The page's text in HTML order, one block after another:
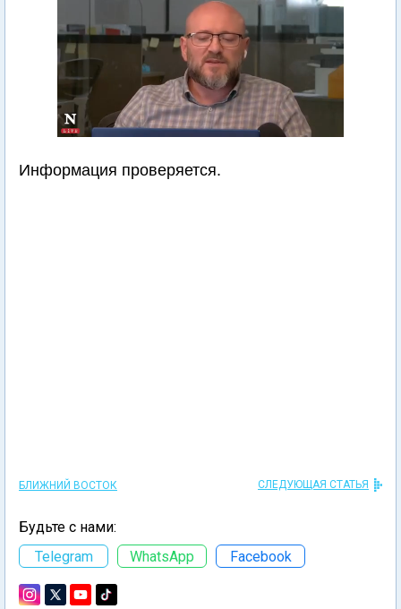
Информация проверяется.
БЛИЖНИЙ ВОСТОК СЛЕДУЮЩАЯ СТАТЬЯ
Будьте с нами:
Telegram
WhatsApp Facebook